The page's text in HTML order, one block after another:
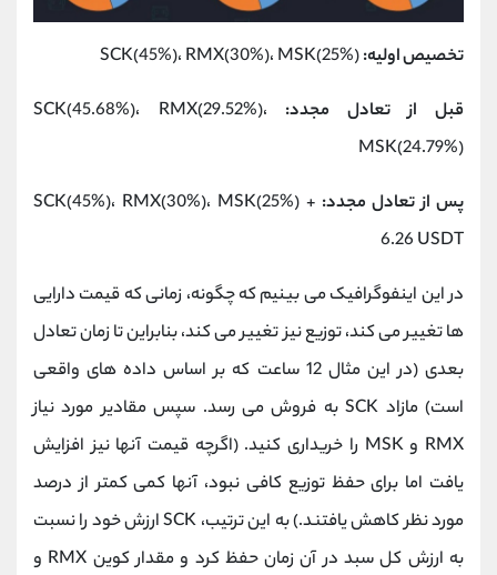
تخصیص اولیه:
قبل از تعادل مجدد:
SCK(45.68%)، RMX(29.52%)،
MSK(24.79%)
پس از تعادل مجدد: SCK(45%)، RMX(30%)، MSK(25%) +
6.26 USDT
در این اینفوگرافیک می بینیم که چگونه، زمانی که قیمت دارایی
ها تغییر می کند، توزیع نیز تغییر می کند، بنابراین تا زمان تعادل
بعدی (در این مثال 12 ساعت که بر اساس داده های واقعی
است) مازاد SCK به فروش می رسد. سپس مقادیر مورد نیاز
RMX و MSK را خریداری کنید. (اگرچه قیمت آنها نیز افزایش
یافت اما برای حفظ توزیع کافی نبود، آنها کمی کمتر از درصد
مورد نظر کاهش یافتند.) به این ترتیب، SCK ارزش خود را نسبت
به ارزش کل سبد در آن زمان حفظ کرد و مقدار کوین RMX و